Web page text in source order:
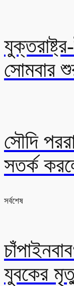
সোমবার
সৌদি
সতর্ক
সর্বশেষ
যুবকের